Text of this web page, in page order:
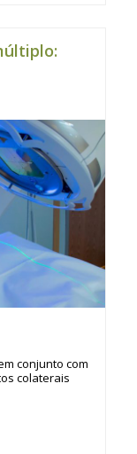
conjunto com
colaterais